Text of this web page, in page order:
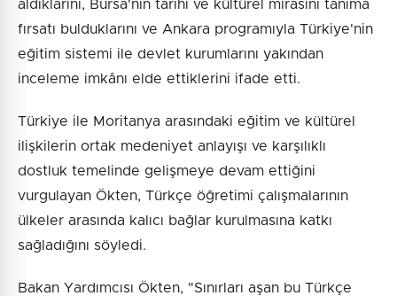
aldıklarını, Bursa'nın tarihi ve kültürel mirasını tanıma
fırsatı bulduklarını ve Ankara programıyla Türkiye'nin
eğitim sistemi ile devlet kurumlarını yakından
inceleme imkânı elde ettiklerini ifade etti.
Türkiye ile Moritanya arasındaki eğitim ve kültürel
ilişkilerin ortak medeniyet anlayışı ve karşılıklı
dostluk temelinde gelişmeye devam ettiğini
vurgulayan Ökten, Türkçe öğretimi çalışmalarının
ülkeler arasında kalıcı bağlar kurulmasına katkı
sağladığını söyledi.
Bakan Yardımcısı Ökten, "Sınırları aşan bu Türkçe